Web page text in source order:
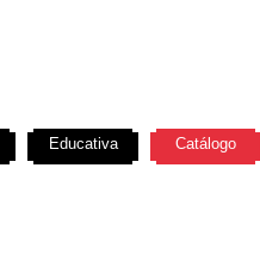
Educativa Catálogo